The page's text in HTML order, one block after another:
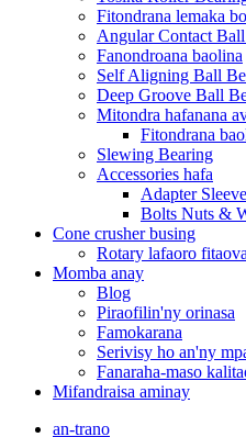
Fitondrana lemaka
Angular Contact
Fanondroana baolina
Self Aligning Ball
Deep Groove Ball
Mitondra hafanana
Fitondrana
Slewing Bearing
Accessories hafa
Adapter Sleeve
Bolts Nuts &
Cone crusher busing
Rotary lafaoro
Momba anay
Blog
Piraofilin'ny orinasa
Famokarana
Serivisy ho an'ny
Fanaraha-maso
Mifandraisa aminay
an-trano